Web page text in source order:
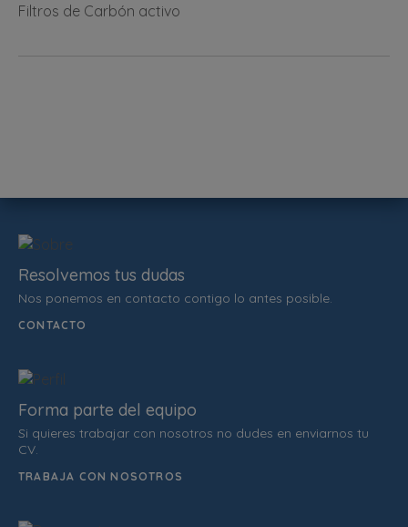
Filtros de Carbón activo
Resolvemos tus dudas
Nos ponemos en contacto contigo lo antes posible.
CONTACTO
Forma parte del equipo
Si quieres trabajar con nosotros no dudes en enviarnos tu
CV.
TRABAJA CON NOSOTROS